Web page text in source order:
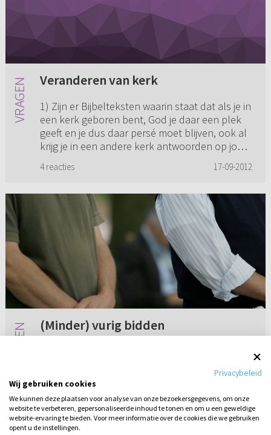
Veranderen van kerk
1) Zijn er Bijbelteksten waarin staat dat als je in
een kerk geboren bent, God je daar een plek
geeft en je dus daar persé moet blijven, ook al
krijg je in een andere kerk antwoorden op jouw
4 reacties 17-09-2012
(Minder) vurig bidden
bid ik lang van tevoren of de Heere me wil
helpen en of de Heere zijn zegen wil geven die
dag. Maar als die da...
Geen reacties 17-09-2015
Privacybeleid
Wij gebruiken cookies
We kunnen deze plaatsen voor analyse van onze bezoekersgegevens, om onze
website te verbeteren, gepersonaliseerde inhoud te tonen en om u een geweldige
website-ervaring te bieden. Voor meer informatie over de cookies die we gebruiken
opent u de instellingen.